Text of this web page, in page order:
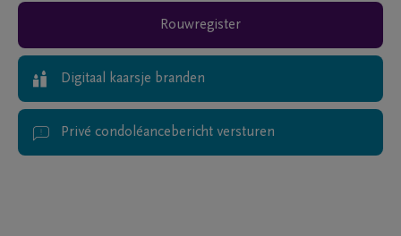
Rouwregister
Digitaal kaarsje branden
Privé condoléancebericht versturen